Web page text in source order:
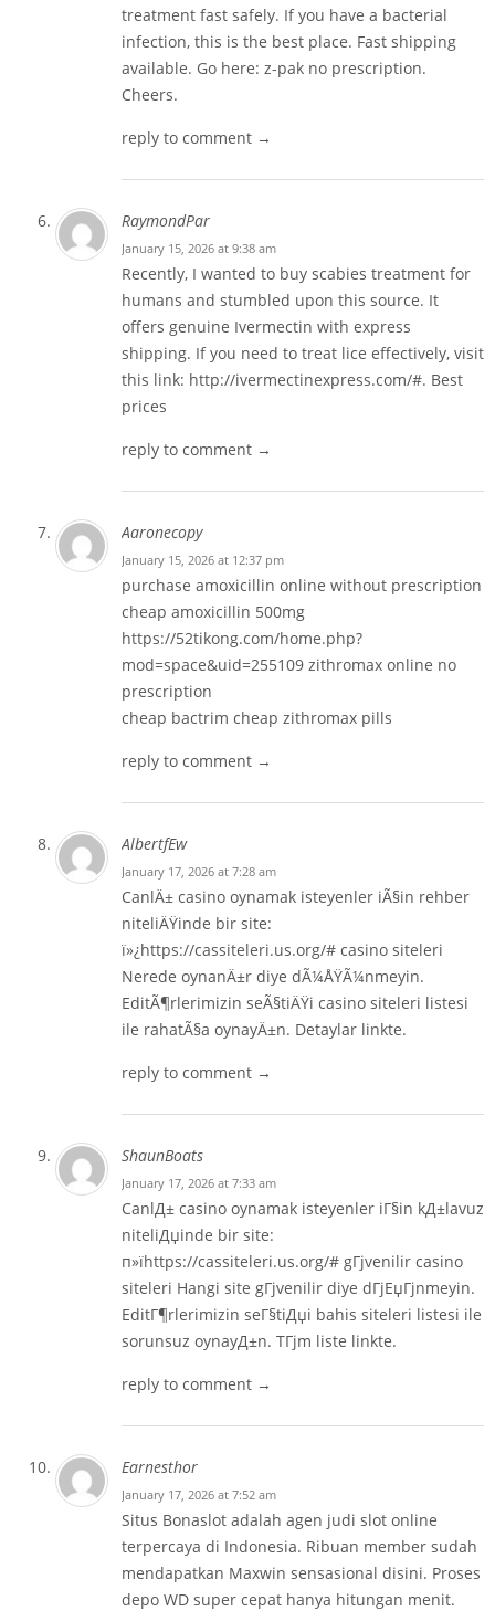
treatment fast safely. If you have a bacterial
infection, this is the best place. Fast shipping
available. Go here: z-pak no prescription.
Cheers.
reply to comment →
RaymondPar
January 15, 2026 at 9:38 am
Recently, I wanted to buy scabies treatment for
humans and stumbled upon this source. It
offers genuine Ivermectin with express
shipping. If you need to treat lice effectively, visit
this link: http://ivermectinexpress.com/#. Best
prices
reply to comment →
Aaronecopy
January 15, 2026 at 12:37 pm
purchase amoxicillin online without prescription
cheap amoxicillin 500mg
https://52tikong.com/home.php?
mod=space&uid=255109 zithromax online no
prescription
cheap bactrim cheap zithromax pills
reply to comment →
AlbertfEw
January 17, 2026 at 7:28 am
CanlÄ± casino oynamak isteyenler iÃ§in rehber
niteliÄŸinde bir site:
ï»¿https://cassiteleri.us.org/# casino siteleri
Nerede oynanÄ±r diye dÃ¼ÅŸÃ¼nmeyin.
EditÃ¶rlerimizin seÃ§tiÄŸi casino siteleri listesi
ile rahatÃ§a oynayÄ±n. Detaylar linkte.
reply to comment →
ShaunBoats
January 17, 2026 at 7:33 am
CanlД± casino oynamak isteyenler iГ§in kД±lavuz
niteliДџinde bir site:
п»їhttps://cassiteleri.us.org/# gГјvenilir casino
siteleri Hangi site gГјvenilir diye dГјЕџГјnmeyin.
EditГ¶rlerimizin seГ§tiДџi bahis siteleri listesi ile
sorunsuz oynayД±n. TГјm liste linkte.
reply to comment →
Earnesthor
January 17, 2026 at 7:52 am
Situs Bonaslot adalah agen judi slot online
terpercaya di Indonesia. Ribuan member sudah
mendapatkan Maxwin sensasional disini. Proses
depo WD super cepat hanya hitungan menit.